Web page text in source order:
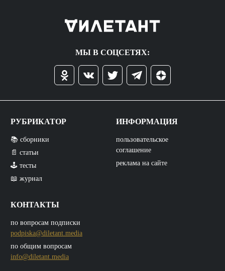
МЫ В СОЦСЕТЯХ:
РУБРИКАТОР
📚 сборники
📄 статьи
🕹️ тесты
📖 журнал
КОНТАКТЫ
по вопросам подписки
podpiska@diletant.media
по общим вопросам
info@diletant.media
ИНФОРМАЦИЯ
пользовательское
соглашение
реклама на сайте